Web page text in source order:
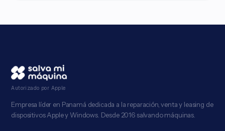
Autorizado por Apple
Empresa líder en Panamá dedicada a la reparación, venta y leasing de
dispositivos Apple y Windows. Desde 2016 salvando máquinas.